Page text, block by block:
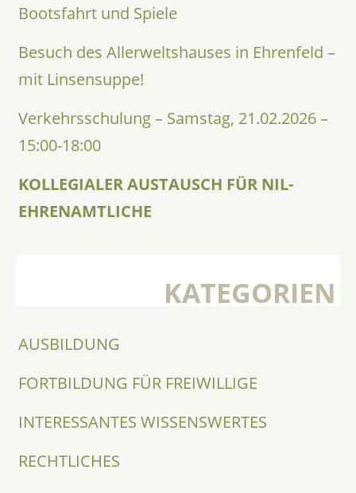
Bootsfahrt und Spiele
Besuch des Allerweltshauses in Ehrenfeld –
mit Linsensuppe!
Verkehrsschulung – Samstag, 21.02.2026 –
15:00-18:00
KOLLEGIALER AUSTAUSCH FÜR NIL-
EHRENAMTLICHE
KATEGORIEN
AUSBILDUNG
FORTBILDUNG FÜR FREIWILLIGE
INTERESSANTES WISSENSWERTES
RECHTLICHES